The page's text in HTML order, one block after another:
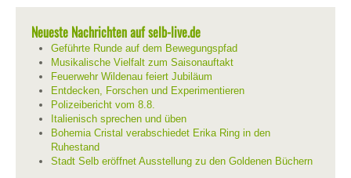
Neueste Nachrichten auf selb-live.de
Geführte Runde auf dem Bewegungspfad
Musikalische Vielfalt zum Saisonauftakt
Feuerwehr Wildenau feiert Jubiläum
Entdecken, Forschen und Experimentieren
Polizeibericht vom 8.8.
Italienisch sprechen und üben
Bohemia Cristal verabschiedet Erika Ring in den
Ruhestand
Stadt Selb eröffnet Ausstellung zu den Goldenen Büchern